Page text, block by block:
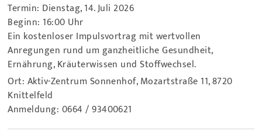
Termin: Dienstag, 14. Juli 2026
Beginn: 16:00 Uhr
Ein kostenloser Impulsvortrag mit wertvollen
Anregungen rund um ganzheitliche Gesundheit,
Ernährung, Kräuterwissen und Stoffwechsel.
Ort: Aktiv-Zentrum Sonnenhof, Mozartstraße 11, 8720
Knittelfeld
Anmeldung: 0664 / 93400621